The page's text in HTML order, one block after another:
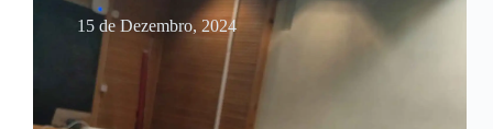
15 de Dezembro, 2024